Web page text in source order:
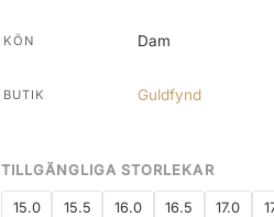
KÖN Dam
BUTIK Guldfynd
TILLGÄNGLIGA STORLEKAR
15.0 15.5 16.0 16.5 17.0